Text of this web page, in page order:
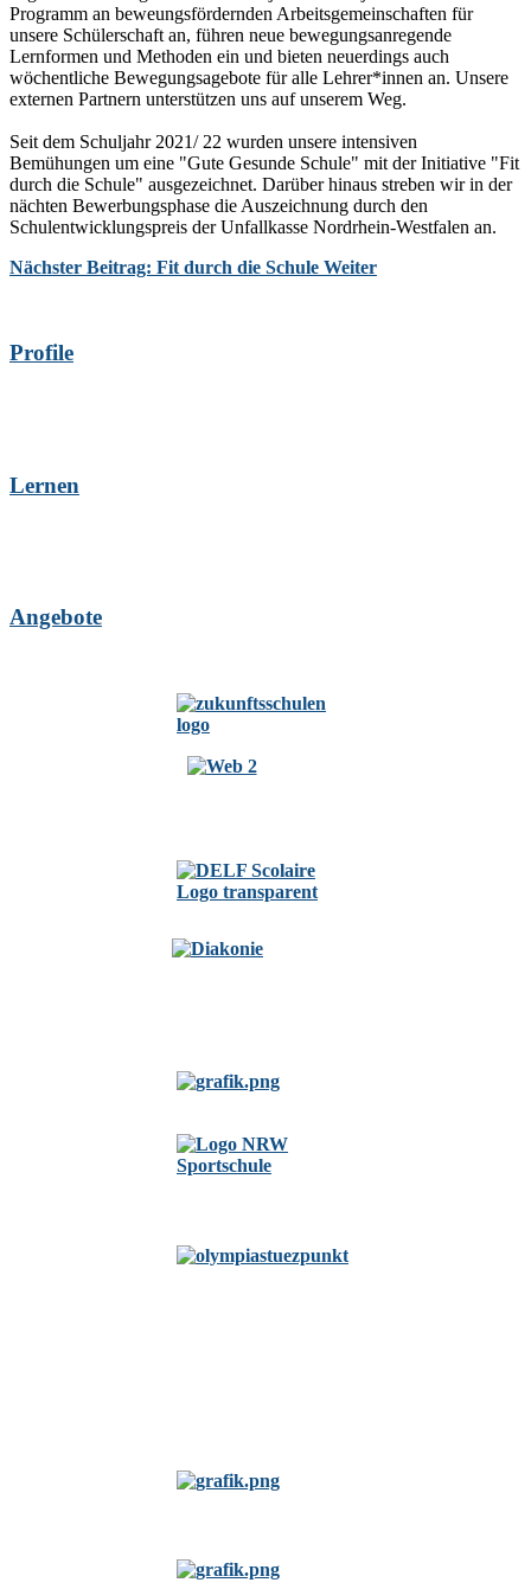
Programm an beweungsfördernden Arbeitsgemeinschaften für
unsere Schülerschaft an, führen neue bewegungsanregende
Lernformen und Methoden ein und bieten neuerdings auch
wöchentliche Bewegungsagebote für alle Lehrer*innen an. Unsere
externen Partnern unterstützen uns auf unserem Weg.
Seit dem Schuljahr 2021/ 22 wurden unsere intensiven
Bemühungen um eine "Gute Gesunde Schule" mit der Initiative "Fit
durch die Schule" ausgezeichnet. Darüber hinaus streben wir in der
nächten Bewerbungsphase die Auszeichnung durch den
Schulentwicklungspreis der Unfallkasse Nordrhein-Westfalen an.
Nächster Beitrag: Fit durch die Schule Weiter
Profile
Lernen
Angebote